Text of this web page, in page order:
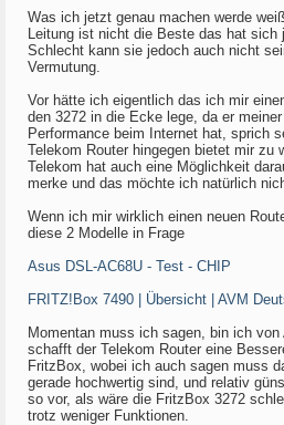
Was ich jetzt genau machen werde
Leitung ist nicht die Beste das hat sich
Schlecht kann sie jedoch auch nicht
Vermutung.
Vor hätte ich eigentlich das ich mir
den 3272 in die Ecke lege, da er
Performance beim Internet hat, sprich
Telekom Router hingegen bietet mir zu
Telekom hat auch eine Möglichkeit
merke und das möchte ich natürlich
Wenn ich mir wirklich einen neuen
diese 2 Modelle in Frage
Asus DSL-AC68U - Test - CHIP
FRITZ!Box 7490 | Übersicht | AVM
Momentan muss ich sagen, bin ich
schafft der Telekom Router eine
FritzBox, wobei ich auch sagen muss
gerade hochwertig sind, und relativ
so vor, als wäre die FritzBox 3272
trotz weniger Funktionen.